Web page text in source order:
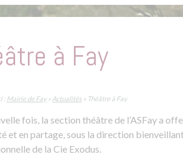
à Fay
: Mairie de Fay » Actualités » Théâtre à Fay
fois, la section théâtre de l’ASFay a
et en partage, sous la direction
de la Cie Exodus.